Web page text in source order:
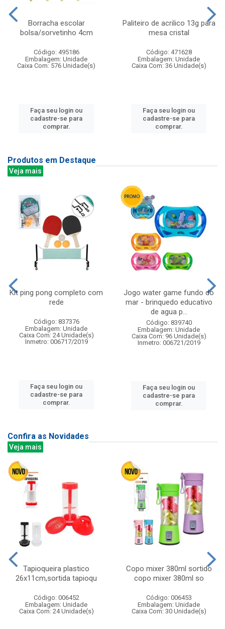
Borracha escolar
bolsa/sorvetinho 4cm
Código: 495186
Embalagem: Unidade
Caixa Com: 576 Unidade(s)
Faça seu login ou
cadastre-se para
comprar.
Paliteiro de acrilico 13g para
mesa cristal
Código: 471628
Embalagem: Unidade
Caixa Com: 36 Unidade(s)
Faça seu login ou
cadastre-se para
comprar.
Produtos em Destaque
Veja mais
Kit ping pong completo com
rede
Código: 837376
Embalagem: Unidade
Caixa Com: 24 Unidade(s)
Inmetro: 006717/2019
Faça seu login ou
cadastre-se para
comprar.
Jogo water game fundo do
mar - brinquedo educativo
de agua p...
Código: 839740
Embalagem: Unidade
Caixa Com: 96 Unidade(s)
Inmetro: 006721/2019
Faça seu login ou
cadastre-se para
comprar.
Confira as Novidades
Veja mais
Tapioqueira plastico
26x11cm,sortida tapioqu
Código: 006452
Embalagem: Unidade
Caixa Com: 24 Unidade(s)
Copo mixer 380ml sortido
copo mixer 380ml so
Código: 006453
Embalagem: Unidade
Caixa Com: 30 Unidade(s)